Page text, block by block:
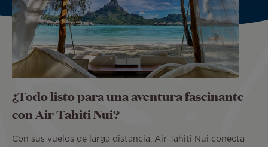
¿Todo listo para una aventura fascinante
con Air Tahiti Nui?
Con sus vuelos de larga distancia, Air Tahiti Nui conecta